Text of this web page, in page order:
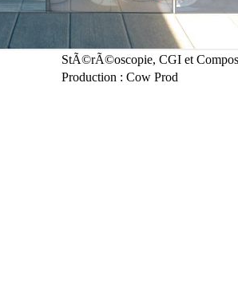
StÃ©rÃ©oscopie, CGI et
Production : Cow Prod